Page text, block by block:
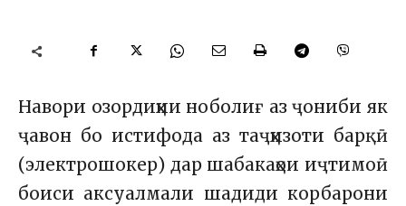
Навори озордиҳии ноболиғ аз ҷониби як
ҷавон бо истифода аз таҷҳизоти барқӣ
(электрошокер) дар шабакаҳои иҷтимоӣ
боиси аксуалмали шадиди корбарони